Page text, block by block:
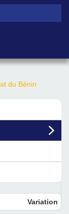
du Bénin
Variation